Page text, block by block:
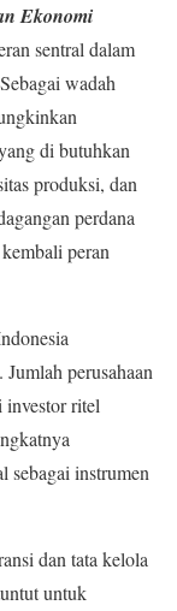
Ekonomi
sentral dalam
wadah
di butuhkan
produksi, dan
perdana
peran
perusahaan
investor ritel
sebagai instrumen
dan tata kelola
untuk